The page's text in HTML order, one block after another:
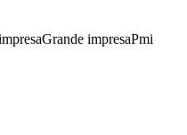
Grande impresaPmi